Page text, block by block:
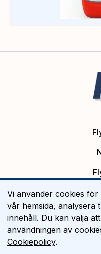
Om
Vi använder cookies
vår hemsida, analysera
innehåll. Du kan välja
användningen av
Cookiepolicy.